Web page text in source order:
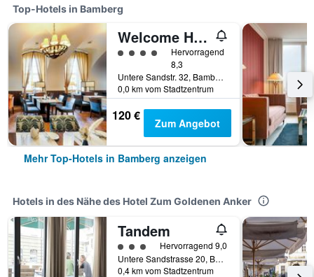
Top-Hotels in Bamberg
Welcome Hotel Residenzschloss Bamberg
Bewertungskategorie 4
Hervorragend
8,3
Untere Sandstr. 32, Bamberg, Bayern, Deutschland
0,0 km vom Stadtzentrum
120 € Zum Angebot
Mehr Top-Hotels in Bamberg anzeigen
Hotels in des Nähe des Hotel Zum Goldenen Anker
Tandem
Bewertungskategorie 3
Hervorragend 9,0
Untere Sandstrasse 20, Bamberg, Bayern, Deutschland
0,4 km vom Stadtzentrum